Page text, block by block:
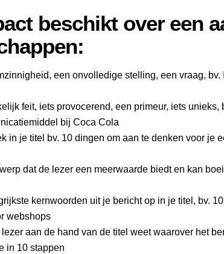
beschikt over een
een onvolledige stelling, een vraag, bv.
feit, iets provocerend, een primeur, iets unieks,
bij Coca Cola
in je titel bv. 10 dingen om aan te denken voor je
dat de lezer een meerwaarde biedt en kan
kernwoorden uit je bericht op in je titel, bv.
webshops
aan de hand van de titel weet waarover het
in 10 stappen